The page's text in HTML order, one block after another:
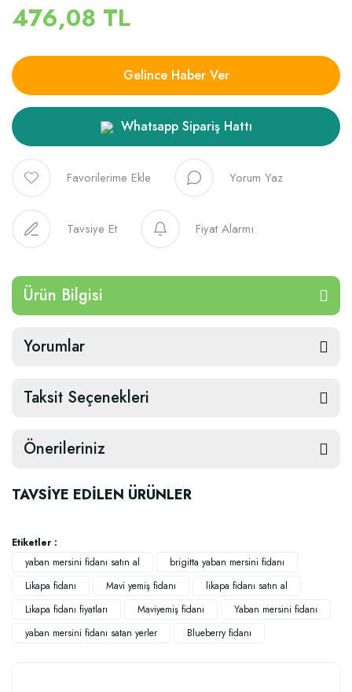
476,08 TL
Gelince Haber Ver
Whatsapp Sipariş Hattı
Yorum Yaz
Tavsiye Et Fiyat Alarmı
Ürün Bilgisi
Yorumlar
Taksit Seçenekleri
Önerileriniz
TAVSİYE EDİLEN ÜRÜNLER
Etiketler :
yaban mersini fidanı satın al
brigitta yaban mersini fidanı
Likapa fidanı
Mavi yemiş fidanı
likapa fidanı satın al
Likapa fidanı fiyatları
Maviyemiş fidanı
Yaban mersini fidanı
yaban mersini fidanı satan yerler
Blueberry fidanı